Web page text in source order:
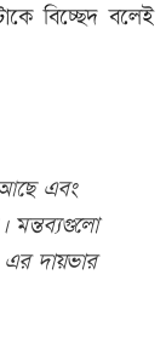
বিচ্ছেদ বলেই
এবং
মন্তব্যগুলো
দায়ভার